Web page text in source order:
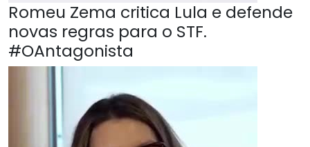
Romeu Zema critica Lula e defende
novas regras para o STF.
#OAntagonista